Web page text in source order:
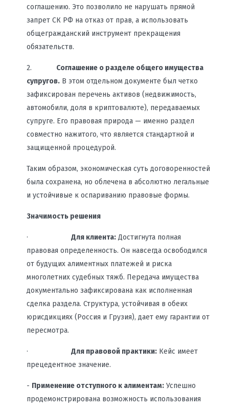
соглашению. Это позволило не нарушать прямой
запрет СК РФ на отказ от прав, а использовать
общегражданский инструмент прекращения
обязательств.
2. Соглашение о разделе общего имущества
супругов.В этом отдельном документе был четко
зафиксирован перечень активов (недвижимость,
автомобили, доля в криптовалюте), передаваемых
супруге. Его правовая природа — именно раздел
совместно нажитого, что является стандартной и
защищенной процедурой.
Таким образом, экономическая суть договоренностей
была сохранена, но облечена в абсолютно легальные
и устойчивые к оспариванию правовые формы.
Значимость решения
· Для клиента:Достигнута полная
правовая определенность. Он навсегда освободился
от будущих алиментных платежей и риска
многолетних судебных тяжб. Передача имущества
документально зафиксирована как исполненная
сделка раздела. Структура, устойчивая в обеих
юрисдикциях (Россия и Грузия), дает ему гарантии от
пересмотра.
· Для правовой практики:Кейс имеет
прецедентное значение.
- Применение отступного к алиментам:Успешно
продемонстрирована возможность использования